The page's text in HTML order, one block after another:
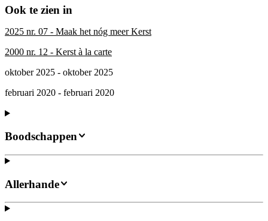
Ook te zien in
2025 nr. 07 - Maak het nóg meer Kerst
2000 nr. 12 - Kerst à la carte
oktober 2025 - oktober 2025
februari 2020 - februari 2020
Boodschappen
Allerhande